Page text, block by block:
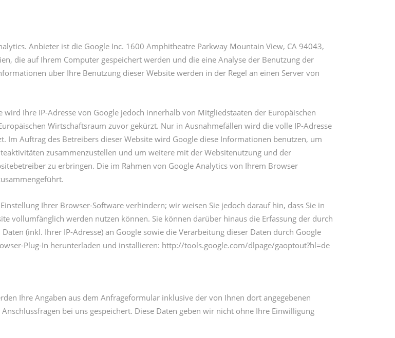
Anbieter ist die Google Inc. 1600 Amphitheatre Parkway Mountain View, CA 94043,
die auf Ihrem Computer gespeichert werden und die eine Analyse der Benutzung der
über Ihre Benutzung dieser Website werden in der Regel an einen Server von
Ihre IP-Adresse von Google jedoch innerhalb von Mitgliedstaaten der Europäischen
Wirtschaftsraum zuvor gekürzt. Nur in Ausnahmefällen wird die volle IP-Adresse
Im Auftrag des Betreibers dieser Website wird Google diese Informationen benutzen, um
zusammenzustellen und um weitere mit der Websitenutzung und der
zu erbringen. Die im Rahmen von Google Analytics von Ihrem Browser
Ihrer Browser-Software verhindern; wir weisen Sie jedoch darauf hin, dass Sie in
vollumfänglich werden nutzen können. Sie können darüber hinaus die Erfassung der durch
(inkl. Ihrer IP-Adresse) an Google sowie die Verarbeitung dieser Daten durch Google
Plug-In herunterladen und installieren: http://tools.google.com/dlpage/gaoptout?hl=de
Ihre Angaben aus dem Anfrageformular inklusive der von Ihnen dort angegebenen
bei uns gespeichert. Diese Daten geben wir nicht ohne Ihre Einwilligung